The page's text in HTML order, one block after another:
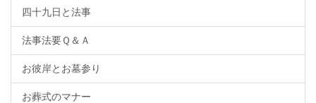
四十九日と法事
法事法要Ｑ＆Ａ
お彼岸とお墓参り
お葬式のマナー